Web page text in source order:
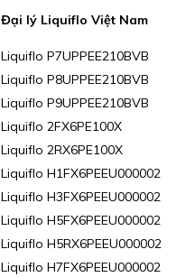
Đại lý Liquiflo Việt Nam
Liquiflo P7UPPEE210BVB
Liquiflo P8UPPEE210BVB
Liquiflo P9UPPEE210BVB
Liquiflo 2FX6PE100X
Liquiflo 2RX6PE100X
Liquiflo H1FX6PEEU000002
Liquiflo H3FX6PEEU000002
Liquiflo H5FX6PEEU000002
Liquiflo H5RX6PEEU000002
Liquiflo H7FX6PEEU000002